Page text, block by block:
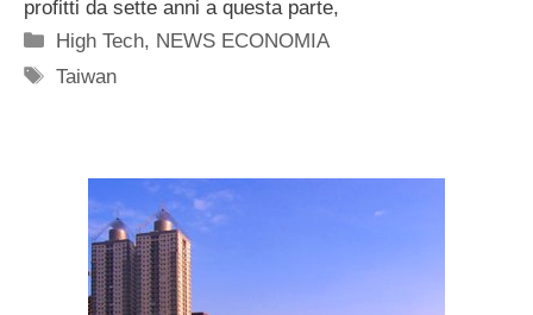
profitti da sette anni a questa parte,
Categorie
High Tech, NEWS ECONOMIA
Tag
Taiwan